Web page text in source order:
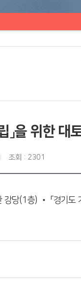
」을 위한 대
조회 : 2301
당(1층) • 「경기도